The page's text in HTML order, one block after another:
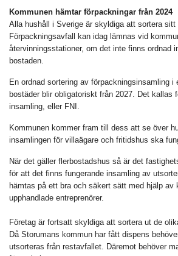
Kommunen hämtar förpackningar från 2024
Alla hushåll i Sverige är skyldiga att sortera sitt
Förpackningsavfall kan idag lämnas vid
återvinningsstationer, om det inte finns ordnad
bostaden.
En ordnad sortering av förpackningsinsamling i
bostäder blir obligatoriskt från 2027. Det kallas
insamling, eller FNI.
Kommunen kommer fram till dess att se över
insamlingen för villaägare och fritidshus ska
När det gäller flerbostadshus så är det
för att det finns fungerande insamling av
hämtas på ett bra och säkert sätt med hjälp av
upphandlade entreprenörer.
Företag är fortsatt skyldiga att sortera ut de
Då Storumans kommun har fått dispens
utsorteras från restavfallet. Däremot behöver